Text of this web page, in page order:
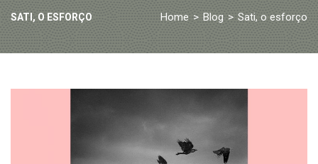
SATI, O ESFORÇO Home > Blog > Sati, o esforço